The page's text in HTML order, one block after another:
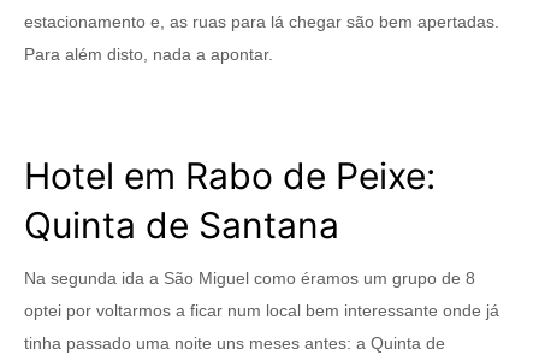
estacionamento e, as ruas para lá chegar são bem apertadas.
Para além disto, nada a apontar.
Hotel em Rabo de Peixe:
Quinta de Santana
Na segunda ida a São Miguel como éramos um grupo de 8
optei por voltarmos a ficar num local bem interessante onde já
tinha passado uma noite uns meses antes: a Quinta de